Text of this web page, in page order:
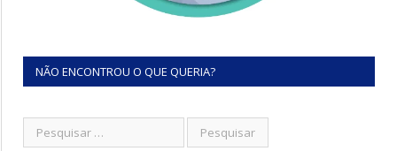
NÃO ENCONTROU O QUE QUERIA?